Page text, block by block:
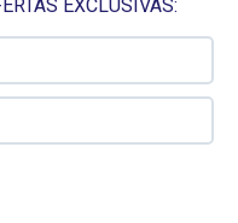
EXCLUSIVAS: